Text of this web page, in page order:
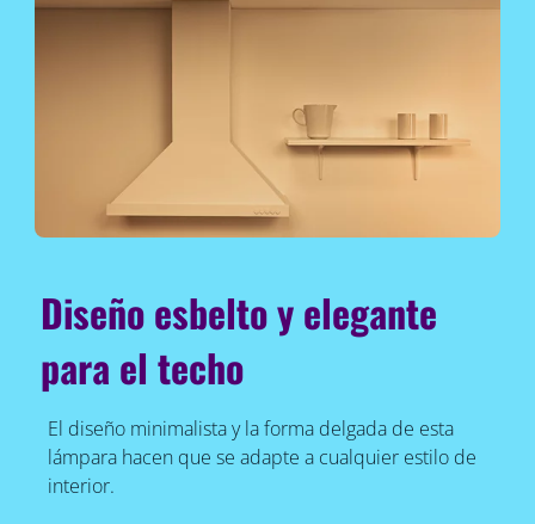
Diseño esbelto y elegante
para el techo
El diseño minimalista y la forma delgada de esta
lámpara hacen que se adapte a cualquier estilo de
interior.